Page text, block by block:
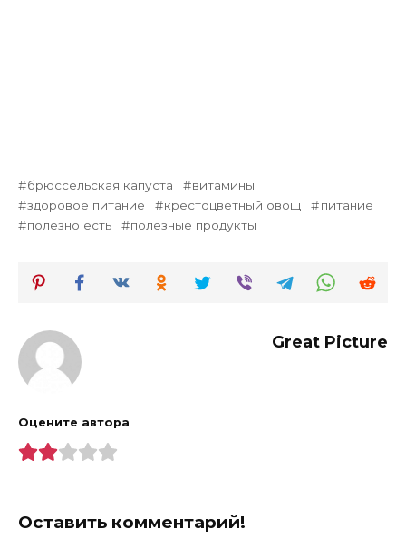
брюссельская капуста
витамины
здоровое питание
крестоцветный овощ
питание
полезно есть
полезные продукты
Great Picture
Оцените автора
Оставить комментарий!